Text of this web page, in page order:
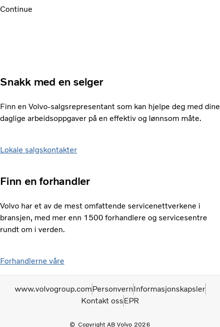
Continue
Snakk med en selger
Finn en Volvo-salgsrepresentant som kan hjelpe deg med dine
daglige arbeidsoppgaver på en effektiv og lønnsom måte.
Lokale salgskontakter
Finn en forhandler
Volvo har et av de mest omfattende servicenettverkene i
bransjen, med mer enn 1500 forhandlere og servicesentre
rundt om i verden.
Forhandlerne våre
Copyright AB Volvo 2026
www.volvogroup.comPersonvernInformasjonskapsler
Kontakt ossEPR